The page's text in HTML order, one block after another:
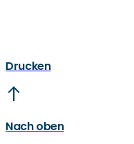
Drucken
Nach oben